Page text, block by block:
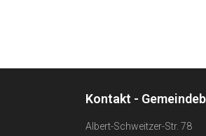
Kontakt -
Albert-Schweitzer-Str. 78